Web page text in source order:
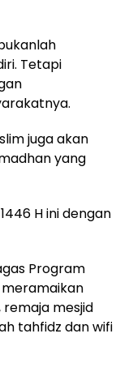
Tetapi
juga akan
yang
H ini dengan
Program
meramaikan
mesjid
tahfidz dan wifi